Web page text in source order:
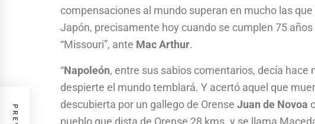
compensaciones al mundo superan en mucho las
Japón, precisamente hoy cuando se cumplen 75
“Missouri”, ante Mac Arthur.
“Napoleón, entre sus sabios comentarios, decía hace
despierte el mundo temblará. Y acertó aquel que
descubierta por un gallego de Orense Juan de Novoa
pueblo que dista de Orense 28 kms. y se llama